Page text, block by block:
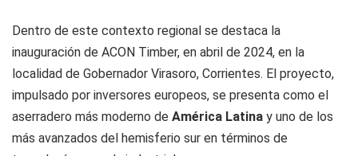
Dentro de este contexto regional se destaca la
inauguración de ACON Timber, en abril de 2024, en la
localidad de Gobernador Virasoro, Corrientes. El proyecto,
impulsado por inversores europeos, se presenta como el
aserradero más moderno de América Latina y uno de los
más avanzados del hemisferio sur en términos de